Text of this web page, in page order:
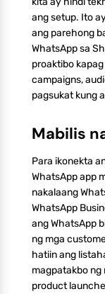
ang setup. Ito
ang parehong
WhatsApp sa
proaktibo
campaigns,
pagsukat kung
Mabilis
Para ikonekta
WhatsApp app
nakalaang
WhatsApp
ang WhatsApp
ng mga
hatiin ang
magpatakbo
product